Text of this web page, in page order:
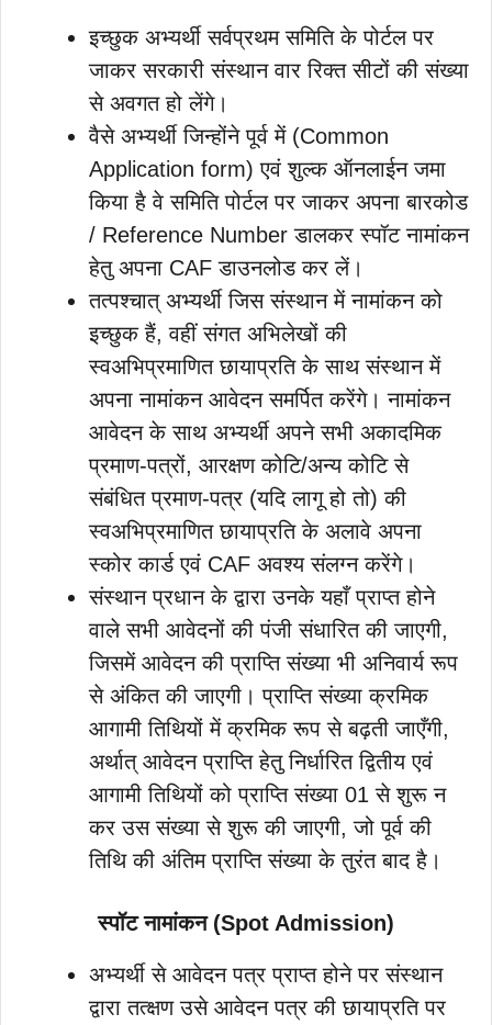
इच्छुक अभ्यर्थी सर्वप्रथम समिति के पोर्टल पर
जाकर सरकारी संस्थान वार रिक्त सीटों की संख्या
से अवगत हो लेंगे।
वैसे अभ्यर्थी जिन्होंने पूर्व में (Common
Application form) एवं शुल्क ऑनलाईन जमा
किया है वे समिति पोर्टल पर जाकर अपना बारकोड
/ Reference Number डालकर स्पॉट नामांकन
हेतु अपना CAF डाउनलोड कर लें।
तत्पश्चात् अभ्यर्थी जिस संस्थान में नामांकन को
इच्छुक हैं, वहीं संगत अभिलेखों की
स्वअभिप्रमाणित छायाप्रति के साथ संस्थान में
अपना नामांकन आवेदन समर्पित करेंगे। नामांकन
आवेदन के साथ अभ्यर्थी अपने सभी अकादमिक
प्रमाण-पत्रों, आरक्षण कोटि/अन्य कोटि से
संबंधित प्रमाण-पत्र (यदि लागू हो तो) की
स्वअभिप्रमाणित छायाप्रति के अलावे अपना
स्कोर कार्ड एवं CAF अवश्य संलग्न करेंगे।
संस्थान प्रधान के द्वारा उनके यहाँ प्राप्त होने
वाले सभी आवेदनों की पंजी संधारित की जाएगी,
जिसमें आवेदन की प्राप्ति संख्या भी अनिवार्य रूप
से अंकित की जाएगी। प्राप्ति संख्या क्रमिक
आगामी तिथियों में क्रमिक रूप से बढ़ती जाएँगी,
अर्थात् आवेदन प्राप्ति हेतु निर्धारित द्वितीय एवं
आगामी तिथियों को प्राप्ति संख्या 01 से शुरू न
कर उस संख्या से शुरू की जाएगी, जो पूर्व की
तिथि की अंतिम प्राप्ति संख्या के तुरंत बाद है।
स्पॉट नामांकन (Spot Admission)
अभ्यर्थी से आवेदन पत्र प्राप्त होने पर संस्थान
द्वारा तत्क्षण उसे आवेदन पत्र की छायाप्रति पर